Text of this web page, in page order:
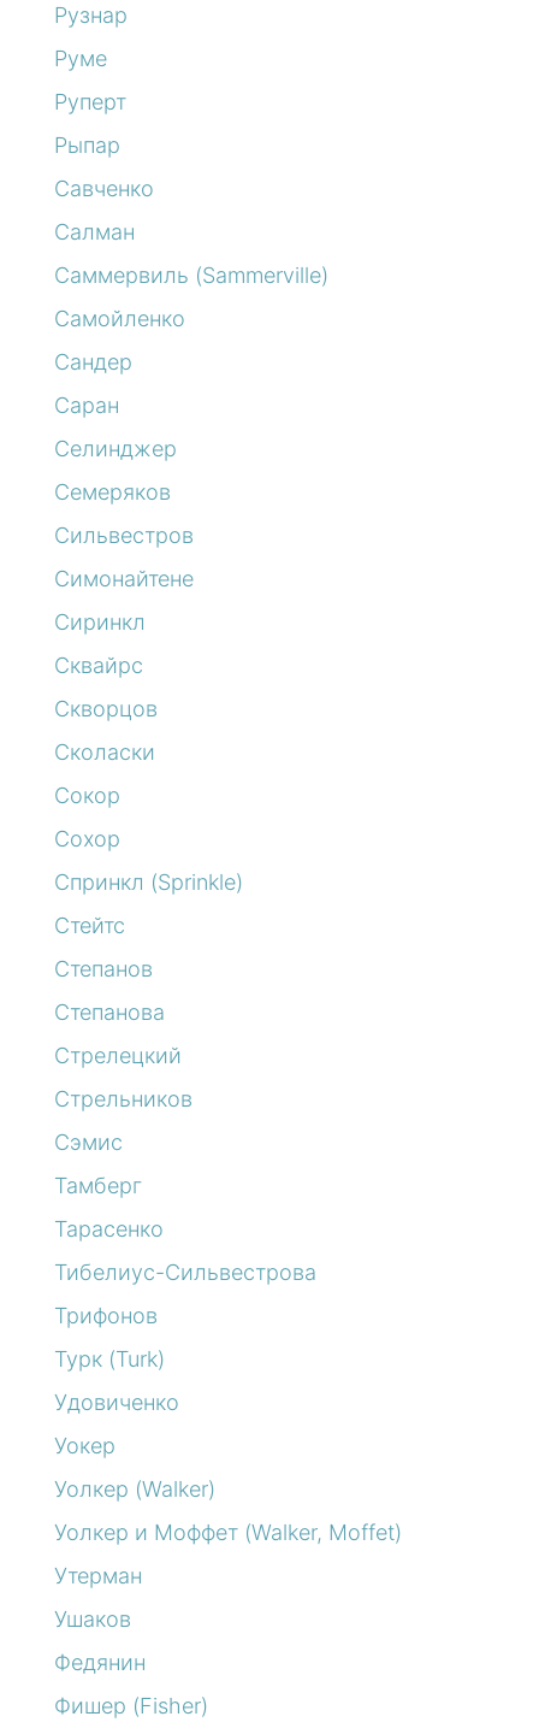
Рузнар
Руме
Руперт
Рыпар
Савченко
Салман
Саммервиль (Sammerville)
Самойленко
Сандер
Саран
Селинджер
Семеряков
Сильвестров
Симонайтене
Сиринкл
Сквайрс
Скворцов
Сколаски
Сокор
Сохор
Спринкл (Sprinkle)
Стейтс
Степанов
Степанова
Стрелецкий
Стрельников
Сэмис
Тамберг
Тарасенко
Тибелиус-Сильвестрова
Трифонов
Турк (Turk)
Удовиченко
Уокер
Уолкер (Walker)
Уолкер и Моффет (Walker, Moffet)
Утерман
Ушаков
Федянин
Фишер (Fisher)